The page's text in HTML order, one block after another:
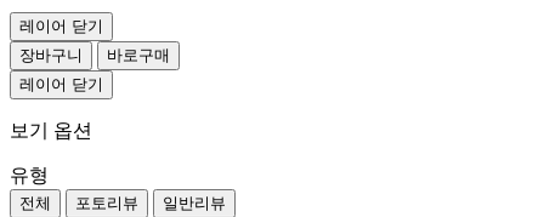
레이어 닫기
장바구니
바로구매
레이어 닫기
보기 옵션
유형
전체 포토리뷰 일반리뷰